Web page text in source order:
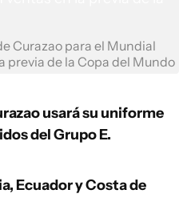
Curazao para el Mundial
previa de la Copa del Mundo
usará su uniforme
del Grupo E.
Ecuador y Costa de